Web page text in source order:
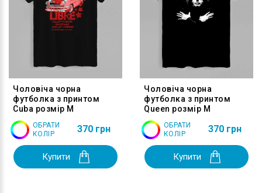
Чоловіча чорна
футболка з принтом
Cuba розмір M
ОБРАТИ
КОЛІР
370 грн
Купити
Чоловіча чорна
футболка з принтом
Queen розмір M
ОБРАТИ
КОЛІР
370 грн
Купити